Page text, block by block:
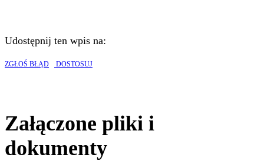
Udostępnij ten wpis na:
ZGŁOŚ BŁĄD DOSTOSUJ
Załączone pliki i
dokumenty